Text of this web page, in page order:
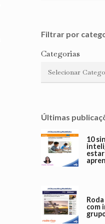
Filtrar por
Categorias
Últimas
10
com